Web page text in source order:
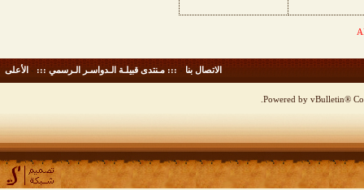
الاتصال بنا - ::: مـنتدى قبيلـة الـدواسـر الـرسمي ::: - الأعلى
Powered by vBulletin®